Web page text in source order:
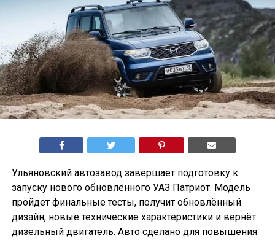
Ульяновский автозавод завершает подготовку к
запуску нового обновлённого УАЗ Патриот. Модель
пройдет финальные тесты, получит обновлённый
дизайн, новые технические характеристики и вернёт
дизельный двигатель. Авто сделано для повышения